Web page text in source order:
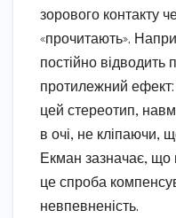
зорового контакту
«прочитають».
постійно відводить
протилежний
цей стереотип,
в очі, не кліпаючи,
Екман зазначає, що
це спроба
невпевненість.